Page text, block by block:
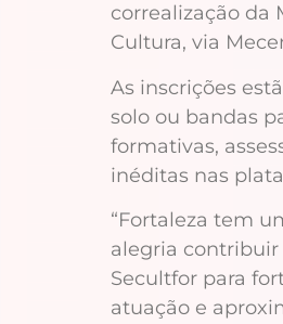
correalização da
Cultura, via
As inscrições
solo ou bandas
formativas,
inéditas nas
“Fortaleza tem
alegria contribuir
Secultfor para
atuação e